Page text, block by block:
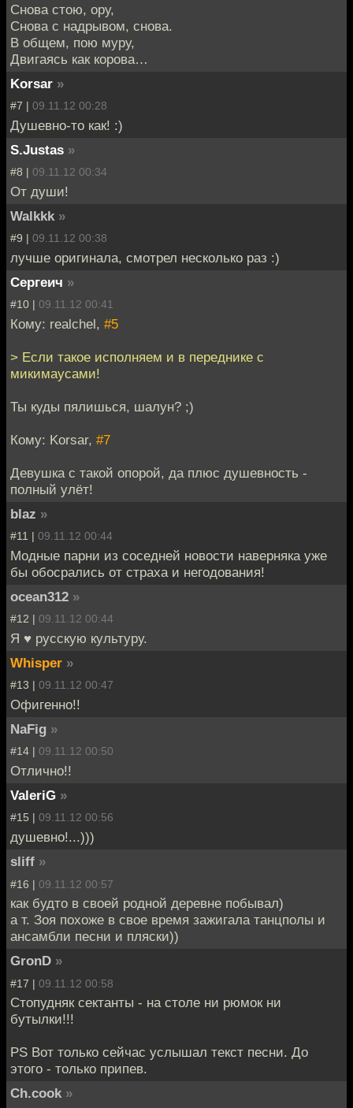
Снова стою, ору,
Снова с надрывом, снова.
В общем, пою муру,
Двигаясь как корова…
Korsar »
#7 | 09.11.12 00:28
Душевно-то как! :)
S.Justas »
#8 | 09.11.12 00:34
От души!
Walkkk »
#9 | 09.11.12 00:38
лучше оригинала, смотрел несколько раз :)
Сергеич »
#10 | 09.11.12 00:41
Кому: realchel, #5
> Если такое исполняем и в переднике с
микимаусами!
Ты куды пялишься, шалун? ;)
Кому: Korsar, #7
Девушка с такой опорой, да плюс душевность -
полный улёт!
blaz »
#11 | 09.11.12 00:44
Модные парни из соседней новости наверняка уже
бы обосрались от страха и негодования!
ocean312 »
#12 | 09.11.12 00:44
Я ♥ русскую культуру.
Whisper »
#13 | 09.11.12 00:47
Офигенно!!
NaFig »
#14 | 09.11.12 00:50
Отлично!!
ValeriG »
#15 | 09.11.12 00:56
душевно!...)))
sliff »
#16 | 09.11.12 00:57
как будто в своей родной деревне побывал)
а т. Зоя похоже в свое время зажигала танцполы и
ансамбли песни и пляски))
GronD »
#17 | 09.11.12 00:58
Стопудняк сектанты - на столе ни рюмок ни
бутылки!!!
PS Вот только сейчас услышал текст песни. До
этого - только припев.
Ch.cook »